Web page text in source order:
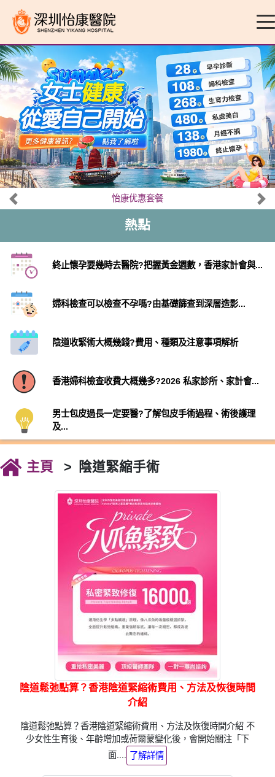
怡康优惠套餐
熱點
終止懷孕要幾時去醫院?把握黃金週數，香港家計會與...
婦科檢查可以檢查不孕嗎?由基礎篩查到深層造影...
陰道收緊術大概幾錢?費用、種類及注意事項解析
香港婦科檢查收費大概幾多?2026 私家診所、家計會...
男士包皮過長一定要醫?了解包皮手術過程、術後護理
及...
主頁 陰道緊縮手術
陰道鬆弛點算？香港陰道緊縮術費用、方法及恢復時間
介紹
陰道鬆弛點算？香港陰道緊縮術費用、方法及恢復時間介紹 不
少女性生育後、年齡增加或荷爾蒙變化後，會開始關注「下
面.... 了解詳情